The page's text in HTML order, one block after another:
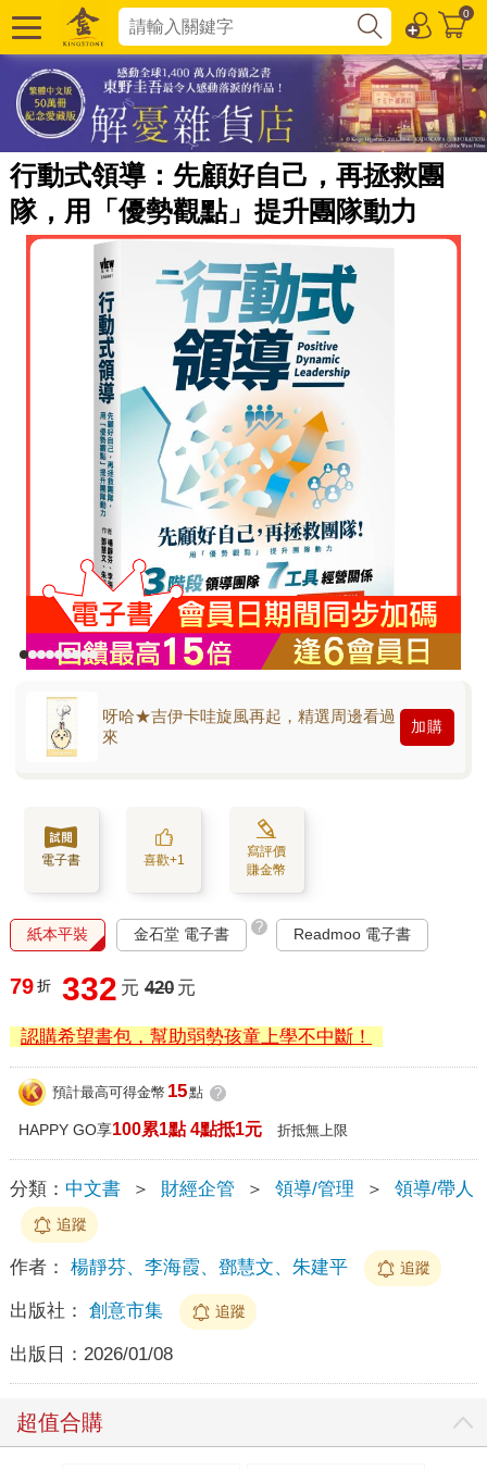
0
行動式領導：先顧好自己，再拯救團
隊，用「優勢觀點」提升團隊動力
呀哈★吉伊卡哇旋風再起，精選周邊看過
來
加購
電子書 喜歡+1
寫評價
賺金幣
紙本平裝 金石堂 電子書 ? Readmoo 電子書
79 折 332 元 420 元
認購希望書包，幫助弱勢孩童上學不中斷！
預計最高可得金幣 15點 ?
HAPPY GO享100累1點 4點抵1元 折抵無上限
分類： 中文書 ＞ 財經企管 ＞ 領導/管理 ＞ 領導/帶人
追蹤
作者： 楊靜芬、李海霞、鄧慧文、朱建平 追蹤
出版社： 創意市集 追蹤
出版日： 2026/01/08
超值合購